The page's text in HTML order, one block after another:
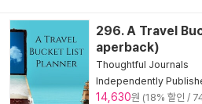
296. A Travel
aperback)
Thoughtful Journals
Independently
14,630원 (18% 할인 /